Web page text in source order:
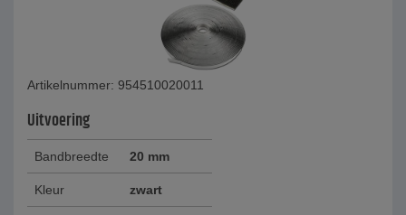
Artikelnummer: 954510020011
Uitvoering
Bandbreedte 20 mm
Kleur zwart